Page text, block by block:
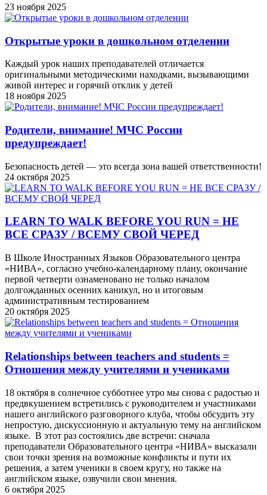
23 ноября 2025
Открытые уроки в дошкольном отделении
Каждый урок наших преподавателей отличается
оригинальными методическими находками, вызывающими
живой интерес и горячий отклик у детей
18 ноября 2025
Родители, внимание! МЧС России
предупреждает!
Безопасность детей — это всегда зона вашей ответственности!
24 октября 2025
LEARN TO WALK BEFORE YOU RUN = НЕ
ВСЕ СРАЗУ / ВСЕМУ СВОЙ ЧЕРЕД
В Школе Иностранных Языков Образовательного центра
«НИВА», согласно учебно-календарному плану, окончание
первой четверти ознаменовано не только началом
долгожданных осенних каникул, но и итоговым
административным тестированием
20 октября 2025
Relationships between teachers and students =
Отношения между учителями и учениками
18 октября в солнечное субботнее утро мы снова с радостью и
предвкушением встретились с руководителем и участниками
нашего английского разговорного клуба, чтобы обсудить эту
непростую, дискуссионную и актуальную тему на английском
языке. В этот раз состоялись две встречи: сначала
преподаватели Образовательного центра «НИВА» высказали
свои точки зрения на возможные конфликты и пути их
решения, а затем ученики в своем кругу, но также на
английском языке, озвучили свои мнения.
6 октября 2025